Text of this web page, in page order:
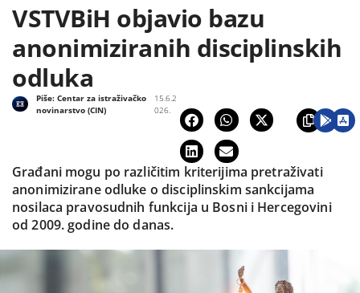
VSTVBiH objavio bazu
anonimiziranih disciplinskih
odluka
15.6.2
026.
Piše:Centar za istraživačko
novinarstvo (CIN)
Građani mogu po različitim kriterijima pretraživati
anonimizirane odluke o disciplinskim sankcijama
nosilaca pravosudnih funkcija u Bosni i Hercegovini
od 2009. godine do danas.